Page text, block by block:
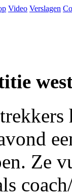
Video Verslagen
Ze